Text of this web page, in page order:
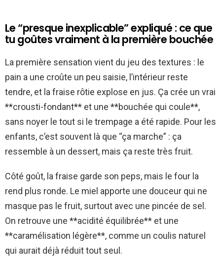
Le “presque inexplicable” expliqué : ce que
tu goûtes vraiment à la première bouchée
La première sensation vient du jeu des textures : le
pain a une croûte un peu saisie, l’intérieur reste
tendre, et la fraise rôtie explose en jus. Ça crée un vrai
**crousti-fondant** et une **bouchée qui coule**,
sans noyer le tout si le trempage a été rapide. Pour les
enfants, c’est souvent là que “ça marche” : ça
ressemble à un dessert, mais ça reste très fruit.
Côté goût, la fraise garde son peps, mais le four la
rend plus ronde. Le miel apporte une douceur qui ne
masque pas le fruit, surtout avec une pincée de sel.
On retrouve une **acidité équilibrée** et une
**caramélisation légère**, comme un coulis naturel
qui aurait déjà réduit tout seul.